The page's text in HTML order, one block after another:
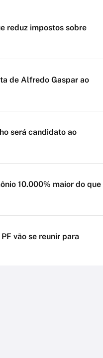
reduz impostos sobre
de Alfredo Gaspar ao
será candidato ao
10.000% maior do que
vão se reunir para